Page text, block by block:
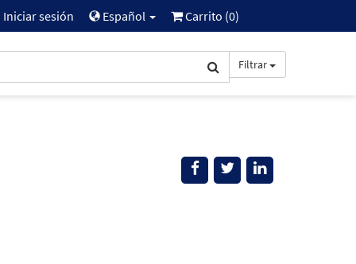
Iniciar sesión Español Carrito (0)
Filtrar